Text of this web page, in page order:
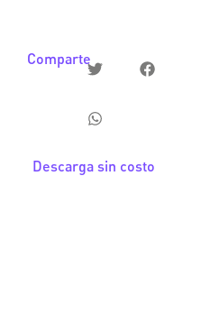
Comparte
Descarga sin costo